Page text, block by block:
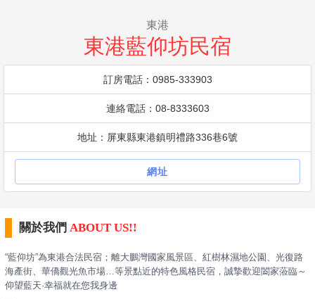
東港
東港藍仰坊民宿
訂房電話：0985-333903
連絡電話：08-8333603
地址：屏東縣東港鎮明禮路336巷6號
網址
關於我們 ABOUT US!!
“藍仰坊”為東港合法民宿；離大鵬灣國家風景區、紅樹林濕地公園、光復路
海產街、華僑觀光魚市場…等景點近的特色風格民宿，誠摯歡迎闔家蒞臨～
仰望藍天·幸福就在您我身邊